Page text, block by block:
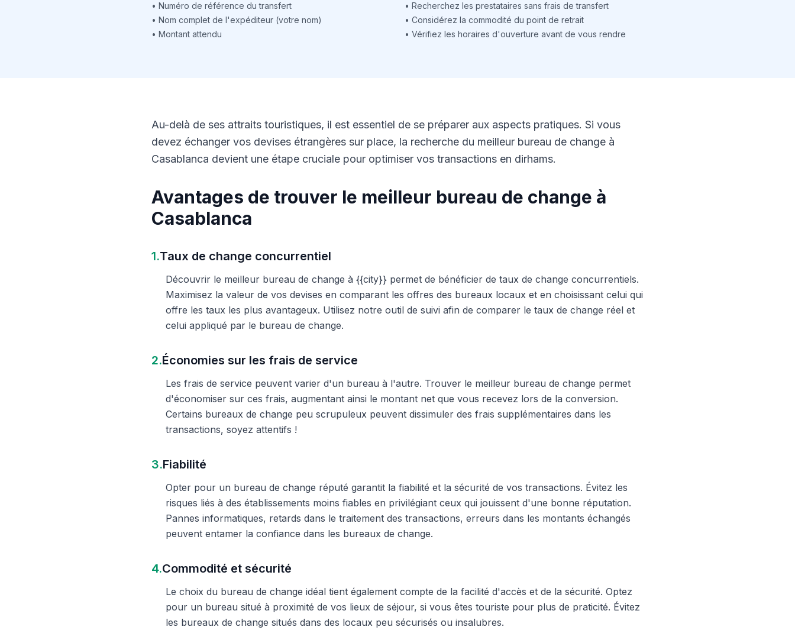
• Numéro de référence du transfert
• Nom complet de l'expéditeur (votre nom)
• Montant attendu
• Recherchez les prestataires sans frais de transfert
• Considérez la commodité du point de retrait
• Vérifiez les horaires d'ouverture avant de vous rendre
Au-delà de ses attraits touristiques, il est essentiel de se préparer aux aspects pratiques. Si vous
devez échanger vos devises étrangères sur place, la recherche du meilleur bureau de change à
Casablanca devient une étape cruciale pour optimiser vos transactions en dirhams.
Avantages de trouver le meilleur bureau de change à
Casablanca
1.Taux de change concurrentiel
Découvrir le meilleur bureau de change à {{city}} permet de bénéficier de taux de change concurrentiels.
Maximisez la valeur de vos devises en comparant les offres des bureaux locaux et en choisissant celui qui
offre les taux les plus avantageux. Utilisez notre outil de suivi afin de comparer le taux de change réel et
celui appliqué par le bureau de change.
2.Économies sur les frais de service
Les frais de service peuvent varier d'un bureau à l'autre. Trouver le meilleur bureau de change permet
d'économiser sur ces frais, augmentant ainsi le montant net que vous recevez lors de la conversion.
Certains bureaux de change peu scrupuleux peuvent dissimuler des frais supplémentaires dans les
transactions, soyez attentifs !
3.Fiabilité
Opter pour un bureau de change réputé garantit la fiabilité et la sécurité de vos transactions. Évitez les
risques liés à des établissements moins fiables en privilégiant ceux qui jouissent d'une bonne réputation.
Pannes informatiques, retards dans le traitement des transactions, erreurs dans les montants échangés
peuvent entamer la confiance dans les bureaux de change.
4.Commodité et sécurité
Le choix du bureau de change idéal tient également compte de la facilité d'accès et de la sécurité. Optez
pour un bureau situé à proximité de vos lieux de séjour, si vous êtes touriste pour plus de praticité. Évitez
les bureaux de change situés dans des locaux peu sécurisés ou insalubres.